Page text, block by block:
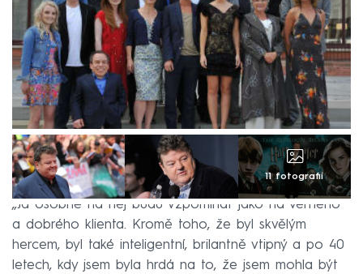
11 fotografií
„Já osobně na něj budu vzpomínat jako na věrného
a dobrého klienta. Kromě toho, že byl skvělým
hercem, byl také inteligentní, brilantně vtipný a po 40
letech, kdy jsem byla hrdá na to, že jsem mohla být